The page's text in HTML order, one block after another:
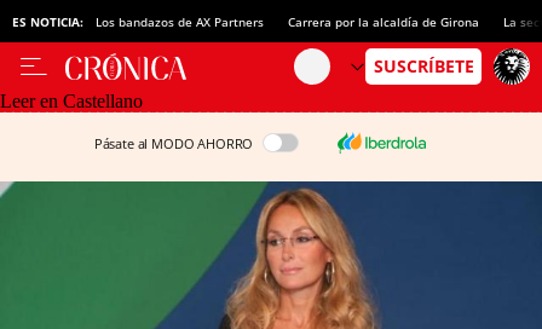
ES NOTICIA: Los bandazos de AX Partners Carrera por la alcaldía de Girona La
Leer en Castellano
Pásate al MODO AHORRO